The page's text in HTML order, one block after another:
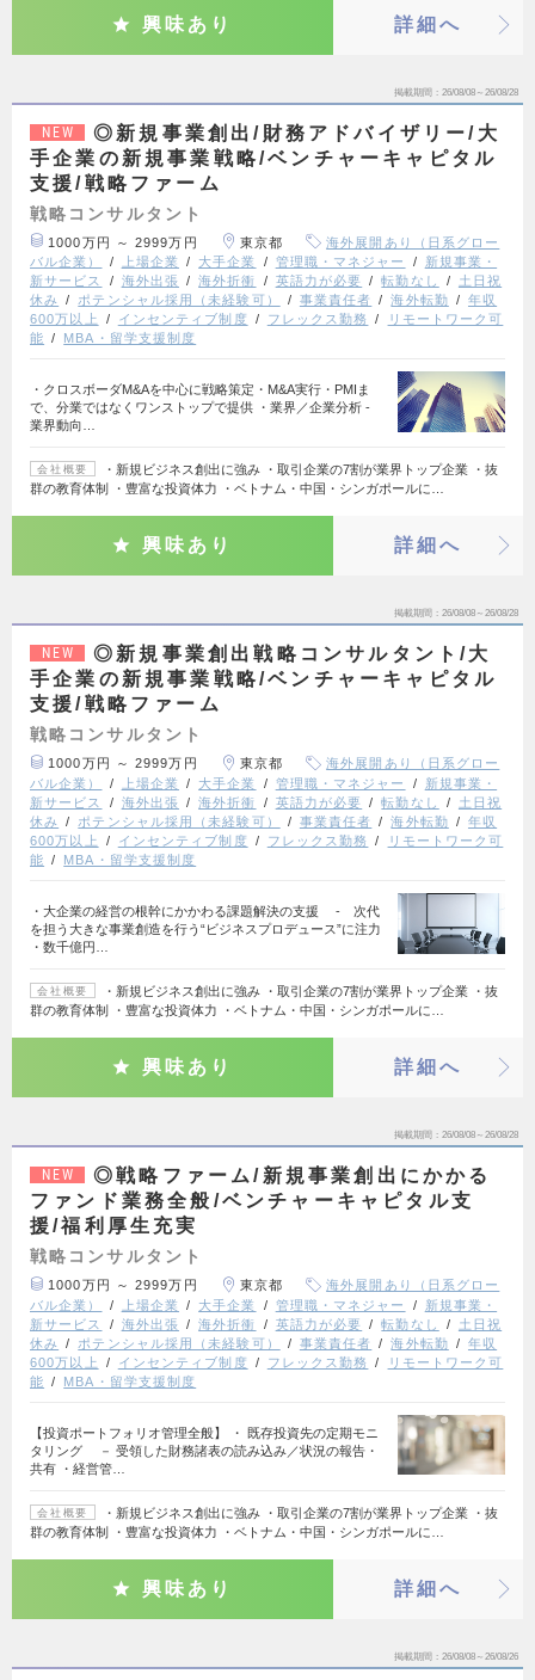
興味あり 詳細へ
掲載期間 26/08/08～26/08/28
NEW
◎新規事業創出/財務アドバイザリー/大
手企業の新規事業戦略/ベンチャーキャピタル
支援/戦略ファーム
戦略コンサルタント
1000万円 ～ 2999万円 東京都
海外展開あり（日系グロー
バル企業）
上場企業 大手企業 管理職・マネジャー
新規事業・
新サービス
海外出張 海外折衝 英語力が必要 転勤なし
土日祝
休み
ポテンシャル採用（未経験可） 事業責任者 海外転勤
年収
600万以上
インセンティブ制度 フレックス勤務
リモートワーク可
能
MBA・留学支援制度
・クロスボーダM&Aを中心に戦略策定・M&A実行・PMIま
で、分業ではなくワンストップで提供 ・業界／企業分析 -
業界動向…
会社概要
・新規ビジネス創出に強み ・取引企業の7割が業界トップ企業 ・抜
群の教育体制 ・豊富な投資体力 ・ベトナム・中国・シンガポールに…
興味あり 詳細へ
掲載期間 26/08/08～26/08/28
NEW
◎新規事業創出戦略コンサルタント/大
手企業の新規事業戦略/ベンチャーキャピタル
支援/戦略ファーム
戦略コンサルタント
1000万円 ～ 2999万円 東京都
海外展開あり（日系グロー
バル企業）
上場企業 大手企業 管理職・マネジャー
新規事業・
新サービス
海外出張 海外折衝 英語力が必要 転勤なし
土日祝
休み
ポテンシャル採用（未経験可） 事業責任者 海外転勤
年収
600万以上
インセンティブ制度 フレックス勤務
リモートワーク可
能
MBA・留学支援制度
・大企業の経営の根幹にかかわる課題解決の支援 - 次代
を担う大きな事業創造を行う“ビジネスプロデュース”に注力
・数千億円…
会社概要
・新規ビジネス創出に強み ・取引企業の7割が業界トップ企業 ・抜
群の教育体制 ・豊富な投資体力 ・ベトナム・中国・シンガポールに…
興味あり 詳細へ
掲載期間 26/08/08～26/08/28
NEW
◎戦略ファーム/新規事業創出にかかる
ファンド業務全般/ベンチャーキャピタル支
援/福利厚生充実
戦略コンサルタント
1000万円 ～ 2999万円 東京都
海外展開あり（日系グロー
バル企業）
上場企業 大手企業 管理職・マネジャー
新規事業・
新サービス
海外出張 海外折衝 英語力が必要 転勤なし
土日祝
休み
ポテンシャル採用（未経験可） 事業責任者 海外転勤
年収
600万以上
インセンティブ制度 フレックス勤務
リモートワーク可
能
MBA・留学支援制度
【投資ポートフォリオ管理全般】 ・ 既存投資先の定期モニ
タリング － 受領した財務諸表の読み込み／状況の報告・
共有 ・経営管…
会社概要
・新規ビジネス創出に強み ・取引企業の7割が業界トップ企業 ・抜
群の教育体制 ・豊富な投資体力 ・ベトナム・中国・シンガポールに…
興味あり 詳細へ
掲載期間 26/08/08～26/08/26